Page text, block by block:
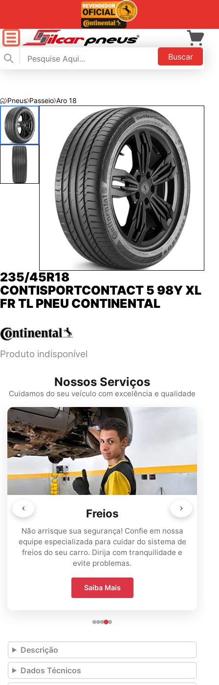
Buscar
Pneus Passeio Aro 18
235/45R18
CONTISPORTCONTACT 5 98Y XL
FR TL PNEU CONTINENTAL
Produto indisponível
Nossos Serviços
Cuidamos do seu veículo com excelência e qualidade
em nossa
sistema de
e
Troca de Óleo
Proteja o motor do seu carro e
desempenho máximo. Troca de óleo
para um funcionamento impecável.
Saiba Mais
Descrição
Dados Técnicos